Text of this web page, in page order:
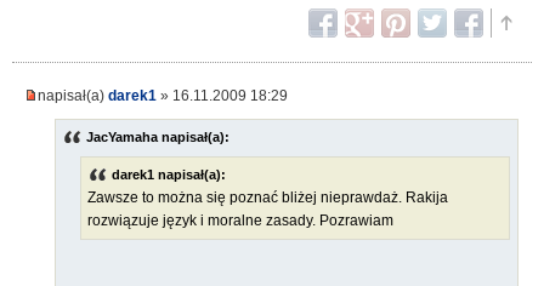
napisał(a) darek1 » 16.11.2009 18:29
JacYamaha napisał(a):
darek1 napisał(a):
Zawsze to można się poznać bliżej nieprawdaż. Rakija
rozwiązuje język i moralne zasady. Pozrawiam